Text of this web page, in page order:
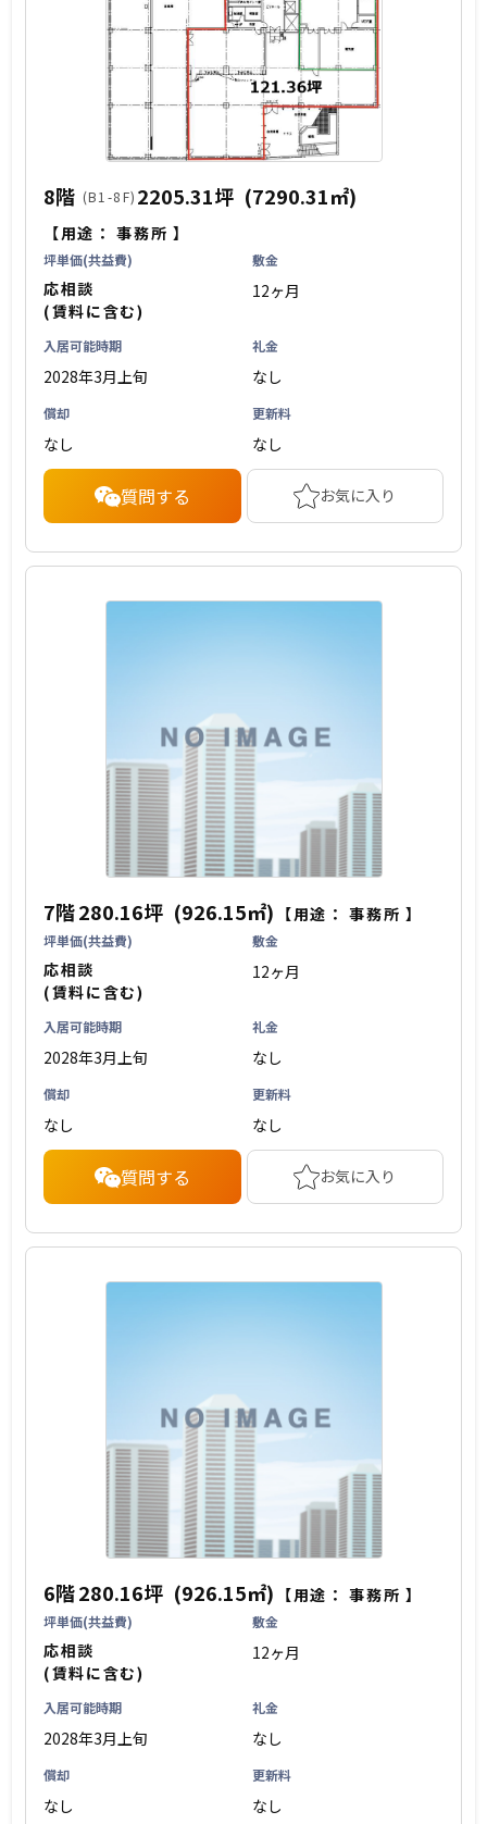
8階 (B1-8F) 2205.31坪 (7290.31㎡)
【用途：事務所 】
坪単価(共益費)
応相談
(賃料に含む)
敷金
12ヶ月
入居可能時期
2028年3月上旬
礼金
なし
償却
なし
更新料
なし
質問する お気に入り
7階280.16坪 (926.15㎡) 【用途：事務所 】
坪単価(共益費)
応相談
(賃料に含む)
敷金
12ヶ月
入居可能時期
2028年3月上旬
礼金
なし
償却
なし
更新料
なし
質問する お気に入り
6階280.16坪 (926.15㎡) 【用途：事務所 】
坪単価(共益費)
応相談
(賃料に含む)
敷金
12ヶ月
入居可能時期
2028年3月上旬
礼金
なし
償却
なし
更新料
なし